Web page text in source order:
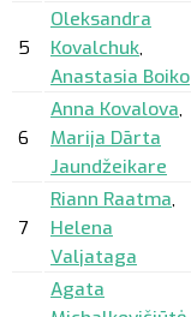
5
Oleksandra
Kovalchuk,
Anastasia Boiko
6
Anna Kovalova,
Marija Dārta
Jaundžeikare
7
Riann Raatma,
Helena
Valjataga
Agata